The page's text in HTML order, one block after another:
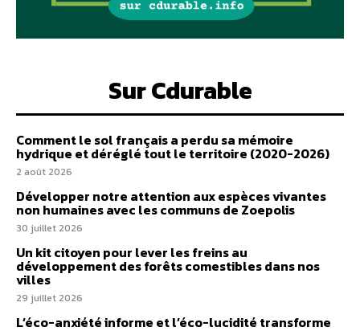
Sur Cdurable
Comment le sol français a perdu sa mémoire
hydrique et déréglé tout le territoire (2020-2026)
2 août 2026
Développer notre attention aux espèces vivantes
non humaines avec les communs de Zoepolis
30 juillet 2026
Un kit citoyen pour lever les freins au
développement des forêts comestibles dans nos
villes
29 juillet 2026
L’éco-anxiété informe et l’éco-lucidité transforme